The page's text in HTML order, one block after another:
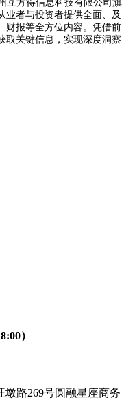
互方得信息科技有限公司旗
业者与投资者提供全面、及
财报等全方位内容。凭借前
取关键信息，实现深度洞察
）
墩路269号圆融星座商务